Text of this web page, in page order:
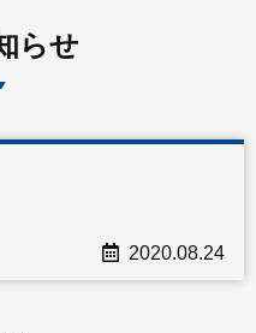
らせ
2020.08.24